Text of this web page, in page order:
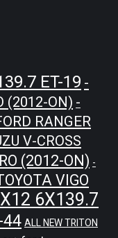
ET-19 -
(2012-ON) -
RANGER
V-CROSS
(2012-ON) -
VIGO
6X139.7
44 ALL NEW TRITON